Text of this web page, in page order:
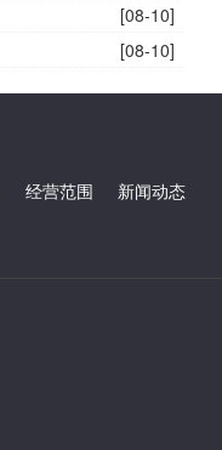
[08-10]
[08-10]
经营范围
新闻动态